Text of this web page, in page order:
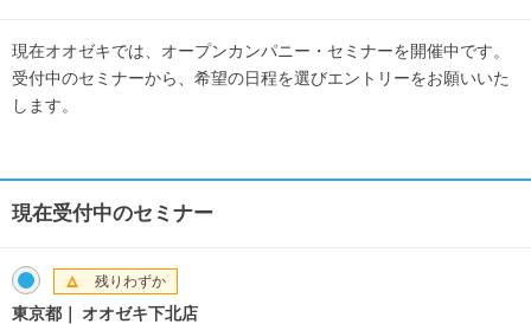
現在オオゼキでは、オープンカンパニー・セミナーを開催中です。
受付中のセミナーから、希望の日程を選びエントリーをお願いいた
します。
現在受付中のセミナー
東京都 オオゼキ下北店
残りわずか